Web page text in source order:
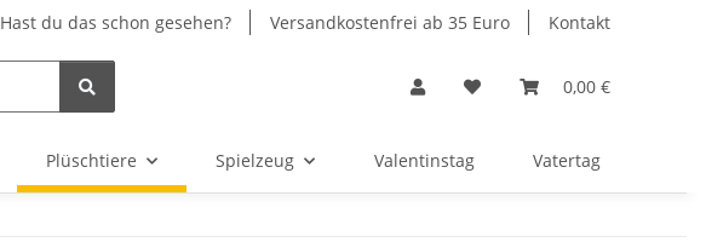
Hast du das schon gesehen? Versandkostenfrei ab 35 Euro Kontakt
0,00 €
Plüschtiere Spielzeug Valentinstag Vatertag